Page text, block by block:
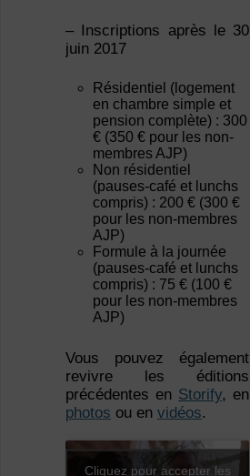
– Inscriptions après le 30
juin 2017
Résidentiel (logement
en chambre simple et
pension complète) : 300
€ (350 € pour les non-
membres AJP)
Non résidentiel
(pauses-café et lunchs
compris) : 200 € (300 €
pour les non-membres
AJP)
Formule à la journée
(pauses-café et lunchs
compris) : 75 € (100 €
pour les non-membres
AJP)
Vous pouvez également
revivre les éditions
précédentes en Storify, en
photos ou en vidéos.
Cliquez pour accepter les